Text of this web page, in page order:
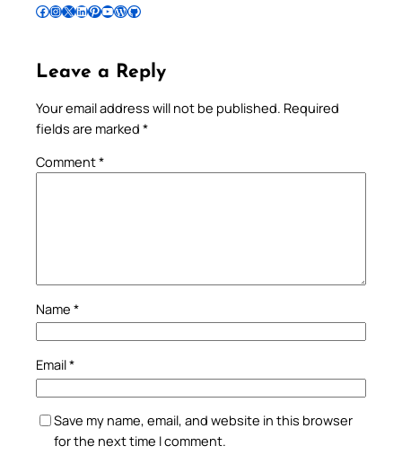
Follow Pradeep on Facebook Follow Pradeep on InstagramFollow Pradeep on X Follow Pradeep on LinkedIn Follow Pradeep on Pinterest Subscribe to Pradeep’s Youtube Channel Follow Pradeep on WordPress Follow Pradeep on GitHub
Leave a Reply
Your email address will not be published. Required
fields are marked *
Comment*
Name *
Email*
Save my name, email, and website in this browser
for the next time I comment.